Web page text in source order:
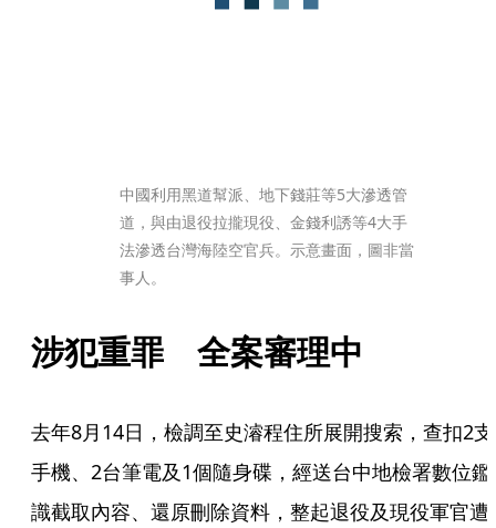
中國利用黑道幫派、地下錢莊等5大滲透管
道，與由退役拉攏現役、金錢利誘等4大手
法滲透台灣海陸空官兵。示意畫面，圖非當
事人。
涉犯重罪　全案審理中
去年8月14日，檢調至史濬程住所展開搜索，查扣2支
手機、2台筆電及1個隨身碟，經送台中地檢署數位鑑
識截取內容、還原刪除資料，整起退役及現役軍官遭